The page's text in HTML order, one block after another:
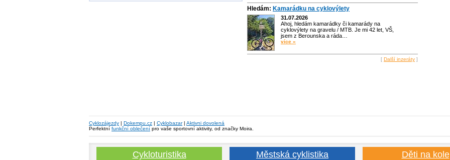
Hledám: Kamarádku na cyklovýlety
31.07.2026
Ahoj, hledám kamarádky či kamarády na
cyklovýlety na gravelu / MTB. Je mi 42 let, VŠ,
jsem z Berounska a ráda…
více »
[ Další inzeráty ]
Cyklozájezdy | Dokempu.cz | Cyklobazar| Aktivni dovolená
Perfektní funkční oblečení pro vaše sportovní aktivity, od značky Moira.
Cykloturistika Městská cyklistika Děti na kole